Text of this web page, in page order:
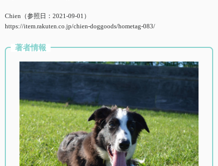
Chien（参照日：2021-09-01）
https://item.rakuten.co.jp/chien-doggoods/hometag-083/
著者情報